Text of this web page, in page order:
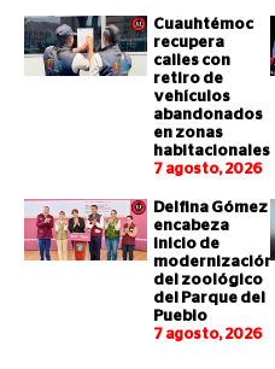
Cuauhtémoc
recupera
calles con
retiro de
vehículos
abandonados
en zonas
habitacionales
7 agosto, 2026
Delfina Gómez
encabeza
inicio de
modernización
del zoológico
del Parque del
Pueblo
7 agosto, 2026